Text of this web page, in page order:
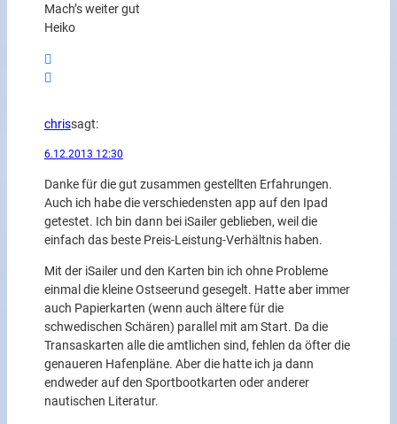
Mach’s weiter gut
Heiko
chrissagt:
6.12.2013 12:30
Danke für die gut zusammen gestellten Erfahrungen.
Auch ich habe die verschiedensten app auf den Ipad
getestet. Ich bin dann bei iSailer geblieben, weil die
einfach das beste Preis-Leistung-Verhältnis haben.
Mit der iSailer und den Karten bin ich ohne Probleme
einmal die kleine Ostseerund gesegelt. Hatte aber immer
auch Papierkarten (wenn auch ältere für die
schwedischen Schären) parallel mit am Start. Da die
Transaskarten alle die amtlichen sind, fehlen da öfter die
genaueren Hafenpläne. Aber die hatte ich ja dann
endweder auf den Sportbootkarten oder anderer
nautischen Literatur.